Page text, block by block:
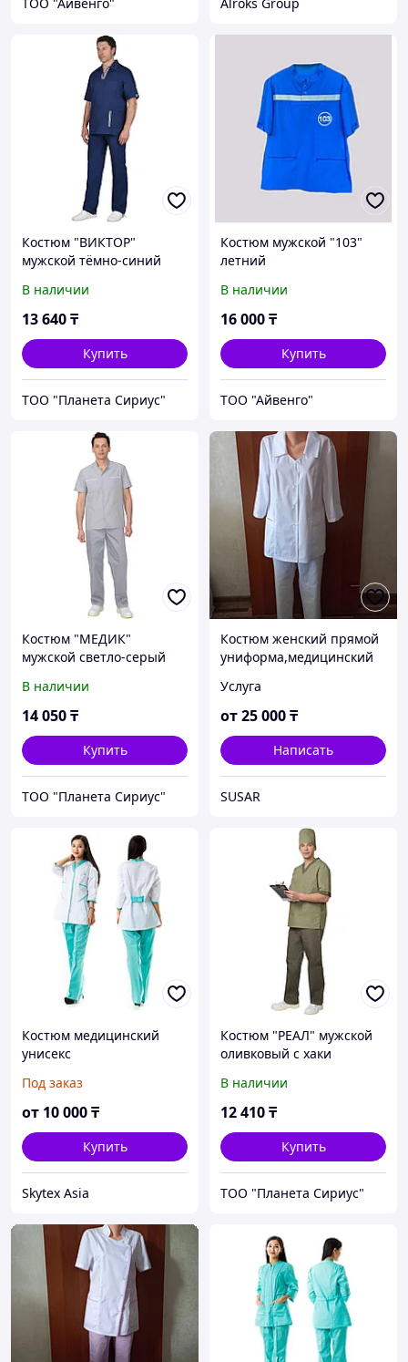
Костюм "ВИКТОР"
мужской тёмно-синий
В наличии
13 640₸
Купить
ТОО "Планета Сириус"
Костюм мужской "103"
летний
В наличии
16 000₸
Купить
ТОО "Айвенго"
Костюм "МЕДИК"
мужской светло-серый
В наличии
14 050₸
Купить
ТОО "Планета Сириус"
Костюм женский прямой
униформа,медицинский
Услуга
от25 000₸
Написать
SUSAR
Костюм медицинский
унисекс
Под заказ
от 10 000₸
Купить
Skytex Asia
Костюм "РЕАЛ" мужской
оливковый с хаки
В наличии
12 410₸
Купить
ТОО "Планета Сириус"